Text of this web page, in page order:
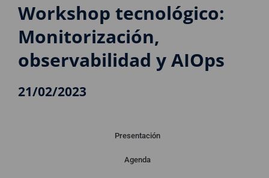
Workshop tecnológico:
Monitorización,
observabilidad y AIOps
21/02/2023
Presentación
Agenda